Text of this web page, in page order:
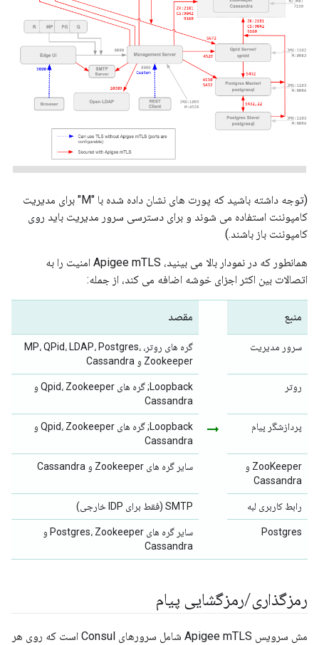
(توجه داشته باشید که پورت های نشان داده شده با "M" برای مدیریت
کامپوننت استفاده می شوند و برای دسترسی سرور مدیریت باید روی
کامپوننت باز باشند.)
همانطور که در نمودار بالا می بینید، Apigee mTLS امنیت را به
اتصالات بین اکثر اجزای خوشه اضافه می کند، از جمله:
منبع
arrow_right_alt
مقصد
سرور مدیریت
گره های روتر، MP، QPid، LDAP، Postgres،
Zookeeper و Cassandra
روتر
Loopback; گره های Qpid، Zookeeper و
Cassandra
پردازشگر پیام
Loopback; گره های Qpid، Zookeeper و
Cassandra
ZooKeeper و
Cassandra
سایر گره های Zookeeper و Cassandra
رابط کاربری لبه SMTP (فقط برای IDP خارجی)
Postgres
سایر گره های Postgres، Zookeeper و
Cassandra
رمزگذاری/رمزگشایی پیام
مش سرویس Apigee mTLS شامل سرورهای Consul است که روی هر